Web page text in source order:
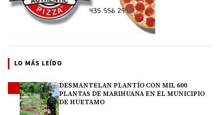
LO MÁS LEÍDO
DESMANTELAN PLANTÍO CON MIL 600
PLANTAS DE MARIHUANA EN EL MUNICIPIO
DE HUETAMO